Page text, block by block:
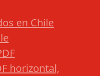
en Chile
horizontal,